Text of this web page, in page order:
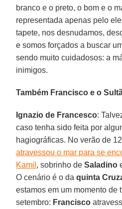
branco e o preto, o bom e o
representada apenas pelo
tapete, nos desnudamos,
e somos forçados a buscar
sendo muito cuidadosos: a
inimigos.
Também Francisco e o
Ignazio de Francesco:
caso tenha sido feita por
hagiográficas. No verão de
atravessou o mar para se
Kamil , sobrinho deSaladino
O cenário é o daquinta
estamos em um momento de
setembro: Francisco